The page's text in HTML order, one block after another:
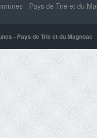
- Pays de Trie et du
- Pays de Trie et du Magnoac